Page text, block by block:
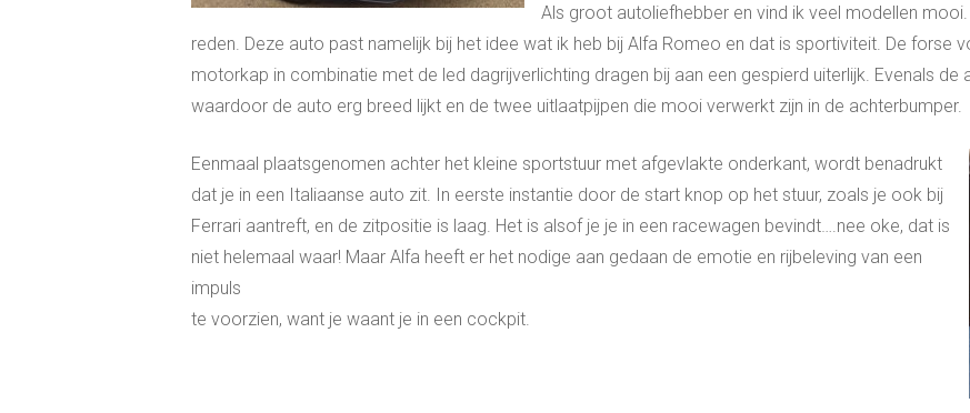
Als groot autoliefhebber en vind ik veel modellen
reden. Deze auto past namelijk bij het idee wat ik heb bij Alfa Romeo en dat is sportiviteit. De forse
motorkap in combinatie met de led dagrijverlichting dragen bij aan een gespierd uiterlijk. Evenals
waardoor de auto erg breed lijkt en de twee uitlaatpijpen die mooi verwerkt zijn in de achterbumper.
Eenmaal plaatsgenomen achter het kleine sportstuur met afgevlakte onderkant, wordt benadrukt
dat je in een Italiaanse auto zit. In eerste instantie door de start knop op het stuur, zoals je ook bij
Ferrari aantreft, en de zitpositie is laag. Het is alsof je je in een racewagen bevindt….nee oke, dat is
niet helemaal waar! Maar Alfa heeft er het nodige aan gedaan de emotie en rijbeleving van een
impuls
te voorzien, want je waant je in een cockpit.